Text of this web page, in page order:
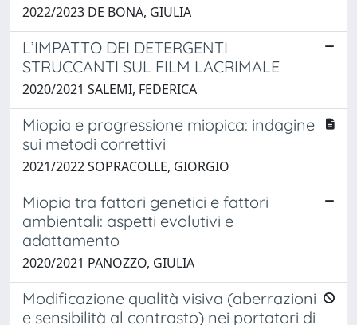
2022/2023 DE BONA, GIULIA
L’IMPATTO DEI DETERGENTI
STRUCCANTI SUL FILM LACRIMALE
2020/2021 SALEMI, FEDERICA
Miopia e progressione miopica: indagine
sui metodi correttivi
2021/2022 SOPRACOLLE, GIORGIO
Miopia tra fattori genetici e fattori
ambientali: aspetti evolutivi e
adattamento
2020/2021 PANOZZO, GIULIA
Modificazione qualità visiva (aberrazioni
e sensibilità al contrasto) nei portatori di